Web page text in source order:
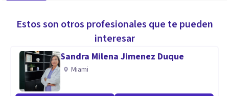
Estos son otros profesionales que te pueden
interesar
Sandra Milena Jimenez Duque
Miami